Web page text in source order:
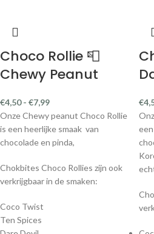
Choco Rollie 📮
Chewy Peanut
€4,50 - €7,99
Onze Chewy peanut Choco Rollie
is een heerlijke smaak van
chocolade en pinda,
Chokbites Choco Rollies zijn ook
verkrijgbaar in de smaken:
Coco Twist
Ten Spices
€